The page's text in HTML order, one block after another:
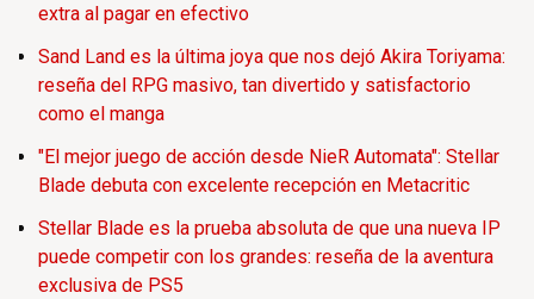
extra al pagar en efectivo
Sand Land es la última joya que nos dejó Akira Toriyama:
reseña del RPG masivo, tan divertido y satisfactorio
como el manga
"El mejor juego de acción desde NieR Automata": Stellar
Blade debuta con excelente recepción en Metacritic
Stellar Blade es la prueba absoluta de que una nueva IP
puede competir con los grandes: reseña de la aventura
exclusiva de PS5